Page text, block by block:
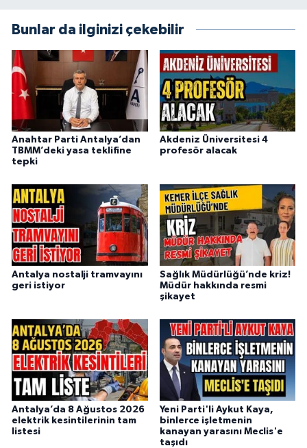
Bunlar da ilginizi çekebilir
Anahtar Parti Antalya’dan
TBMM’deki yasa teklifine
tepki
Akdeniz Üniversitesi 4
profesör alacak
Antalya nostalji tramvayını
geri istiyor
Sağlık Müdürlüğü’nde kriz!
Müdür hakkında resmi
şikayet
Antalya’da 8 Ağustos 2026
elektrik kesintilerinin tam
listesi
Yeni Parti'li Aykut Kaya,
binlerce işletmenin
kanayan yarasını Meclis'e
taşıdı